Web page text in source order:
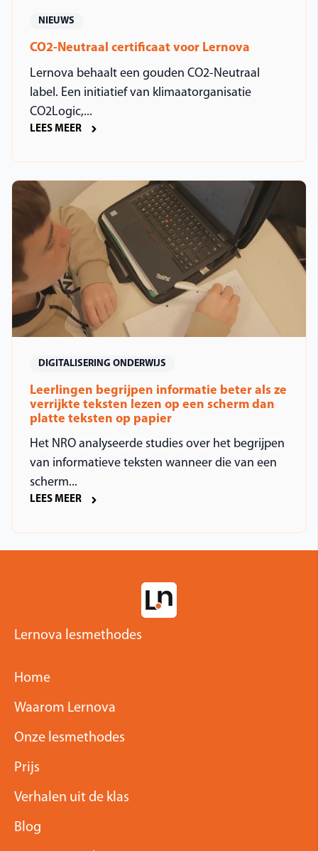
NIEUWS
CO2-Neutraal certificaat voor Lernova
Lernova behaalt een gouden CO2-Neutraal
label. Een initiatief van klimaatorganisatie
CO2Logic,...
LEES MEER
DIGITALISERING ONDERWIJS
Leerlingen begrijpen informatie beter als ze
verrijkte teksten lezen op een scherm dan
platte teksten op papier
Het NRO analyseerde studies over het begrijpen
van informatieve teksten wanneer die van een
scherm...
LEES MEER
Lernova lesmethodes
Home
Waarom Lernova
Onze lesmethodes
Prijs
Verhalen uit de klas
Blog